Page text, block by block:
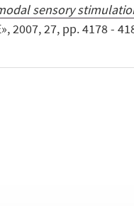
sensory
2007, 27, pp. 4178 -